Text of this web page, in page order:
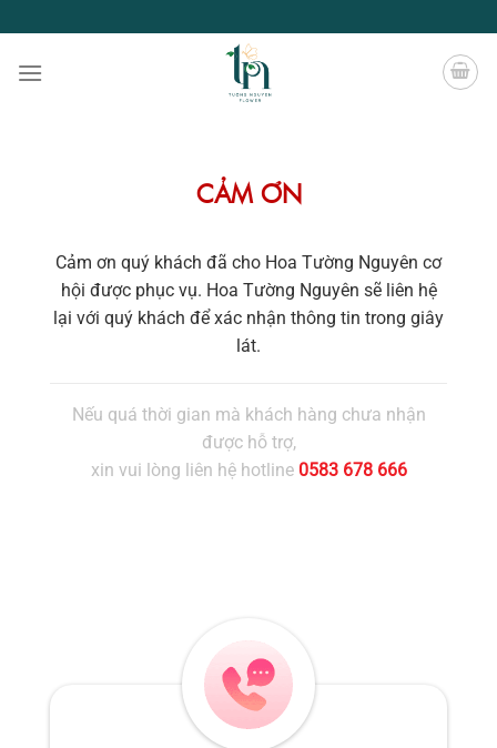
đến
nội
CẢM ƠN
Cảm ơn quý khách đã cho Hoa Tường Nguyên cơ
hội được phục vụ. Hoa Tường Nguyên sẽ liên hệ
lại với quý khách để xác nhận thông tin trong giây
lát.
Nếu quá thời gian mà khách hàng chưa nhận
được hỗ trợ,
xin vui lòng liên hệ hotline 0583 678 666